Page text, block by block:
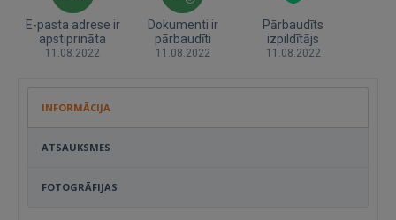
E-pasta adrese ir
apstiprināta
11.08.2022
Dokumenti ir
pārbaudīti
11.08.2022
Pārbaudīts
izpildītājs
11.08.2022
INFORMĀCIJA
ATSAUKSMES
FOTOGRĀFIJAS